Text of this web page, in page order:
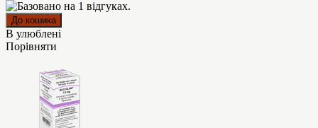
В улюблені
Порівняти